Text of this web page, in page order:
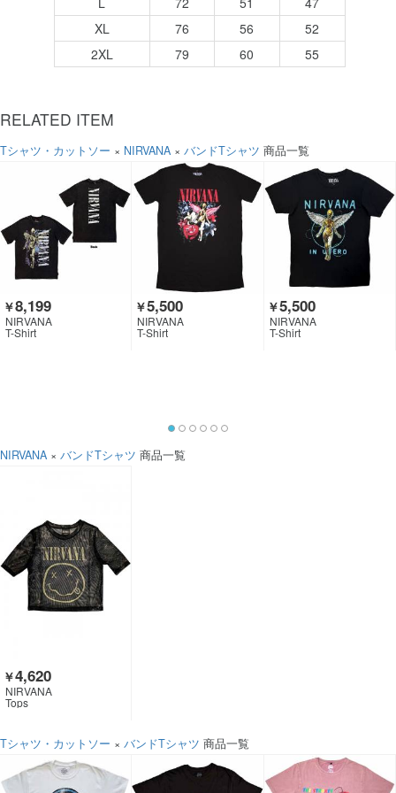
XL
76 56
52
2XL
79 60 55
RELATED ITEM
Tシャツ・カットソー × NIRVANA × バンドTシャツ 商品一覧
￥8,199
NIRVANA
T-Shirt
￥5,500
NIRVANA
T-Shirt
￥5,500
NIRVANA
T-Shirt
NIRVANA × バンドTシャツ 商品一覧
￥4,620
NIRVANA
Tops
Tシャツ・カットソー × バンドTシャツ 商品一覧